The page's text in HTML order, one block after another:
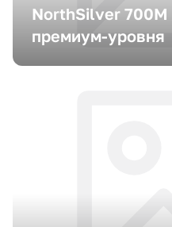
NorthSilver
премиум-уровня